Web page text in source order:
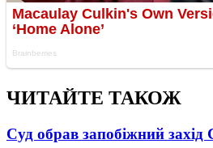
ЧИТАЙТЕ ТАКОЖ
Суд обрав запобіжний захід